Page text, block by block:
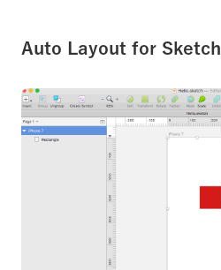
Auto Layout for Sketch